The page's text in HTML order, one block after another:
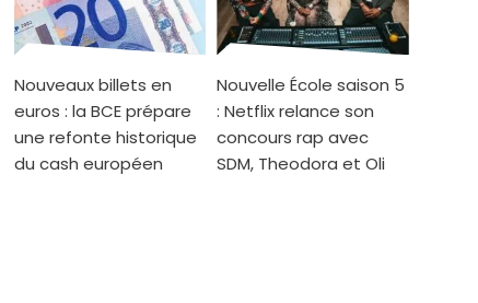
Nouveaux billets en
euros : la BCE prépare
une refonte historique
du cash européen
Nouvelle École saison 5
: Netflix relance son
concours rap avec
SDM, Theodora et Oli